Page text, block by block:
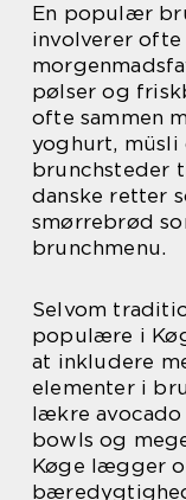
En populær
involverer
pølser og
ofte sammen
yoghurt,
brunchsteder
danske retter
smørrebrød
brunchmenu.
Selvom
populære i
at inkludere
elementer i
lækre avocado
bowls og
Køge lægger